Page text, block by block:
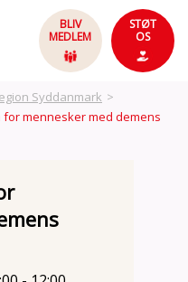
BLIV
MEDLEM
STØT
OS
Syddanmark >
mennesker med demens